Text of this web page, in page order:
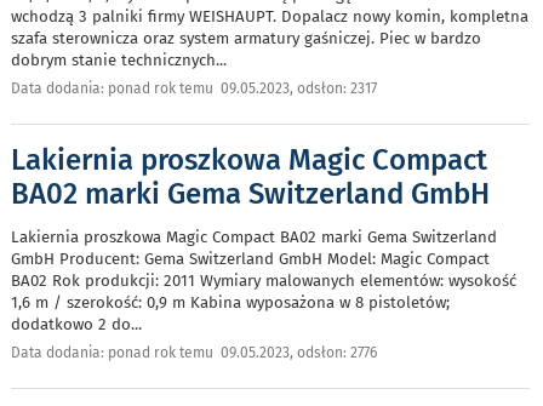
wchodzą 3 palniki firmy WEISHAUPT. Dopalacz nowy komin, kompletna
szafa sterownicza oraz system armatury gaśniczej. Piec w bardzo
dobrym stanie technicznych...
Data dodania: ponad rok temu 09.05.2023, odsłon: 2317
Lakiernia proszkowa Magic Compact
BA02 marki Gema Switzerland GmbH
Lakiernia proszkowa Magic Compact BA02 marki Gema Switzerland
GmbH Producent: Gema Switzerland GmbH Model: Magic Compact
BA02 Rok produkcji: 2011 Wymiary malowanych elementów: wysokość
1,6 m / szerokość: 0,9 m Kabina wyposażona w 8 pistoletów;
dodatkowo 2 do...
Data dodania: ponad rok temu 09.05.2023, odsłon: 2776